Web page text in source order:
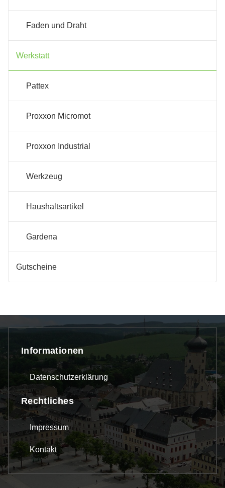
Faden und Draht
Werkstatt
Pattex
Proxxon Micromot
Proxxon Industrial
Werkzeug
Haushaltsartikel
Gardena
Gutscheine
Informationen
Datenschutzerklärung
Rechtliches
Impressum
Kontakt